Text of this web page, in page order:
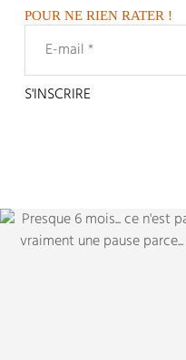
POUR NE RIEN RATER !